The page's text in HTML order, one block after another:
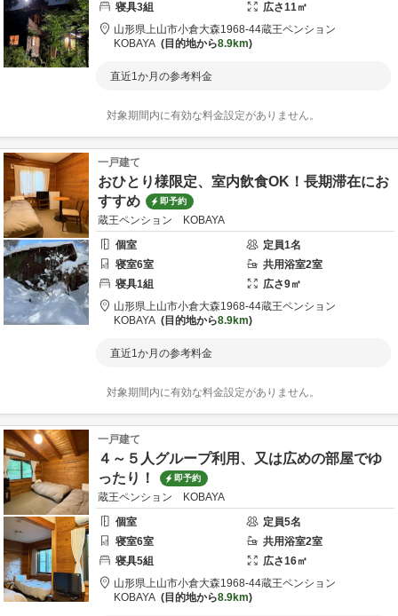
寝具3組 広さ11㎡
山形県上山市小倉大森1968-44蔵王ペンション
KOBAYA
目的地から8.9km
直近1か月の参考料金
対象期間内に有効な料金設定がありません。
一戸建て
おひとり様限定、室内飲食OK！長期滞在にお
すすめ
即予約
蔵王ペンション KOBAYA
個室
定員1名
寝室6室 共用浴室2室
寝具1組 広さ9㎡
山形県上山市小倉大森1968-44蔵王ペンション
KOBAYA
目的地から8.9km
直近1か月の参考料金
対象期間内に有効な料金設定がありません。
一戸建て
４～５人グループ利用、又は広めの部屋でゆ
ったり！
即予約
蔵王ペンション KOBAYA
個室
定員5名
寝室6室 共用浴室2室
寝具5組 広さ16㎡
山形県上山市小倉大森1968-44蔵王ペンション
KOBAYA
目的地から8.9km